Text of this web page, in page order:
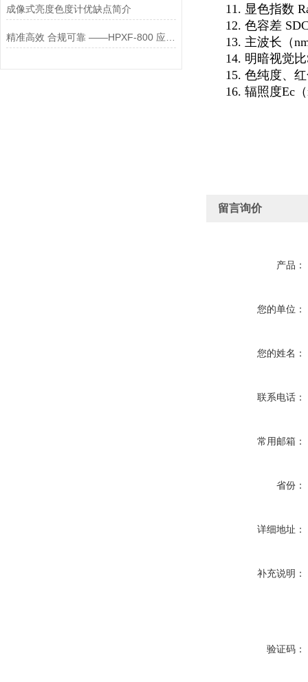
成像式亮度色度计优缺点简介
11. 显色指数
12. 色容差
13. 主波长（
14. 明暗视觉比
15. 色纯度、
16. 辐照度Ec
留言询价
产品：
您的单位：
您的姓名：
联系电话：
常用邮箱：
省份：
详细地址：
补充说明：
验证码：